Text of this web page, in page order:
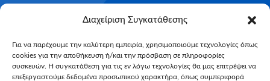
Διαχείριση Συγκατάθεσης
Για να παρέχουμε την καλύτερη εμπειρία, χρησιμοποιούμε τεχνολογίες όπως
cookies για την αποθήκευση ή/και την πρόσβαση σε πληροφορίες
συσκευών. Η συγκατάθεση για τις εν λόγω τεχνολογίες θα μας επιτρέψει να
επεξεργαστούμε δεδομένα προσωπικού χαρακτήρα, όπως συμπεριφορά
Κριτήρια Καταλληλότητας
Υποβολή Αιτήματος
NEWSLETTER
Email*